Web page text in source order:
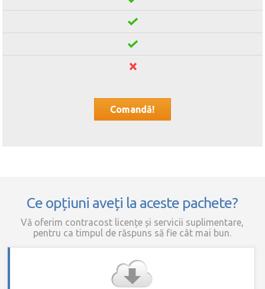
Comandă!
Ce opțiuni aveți la aceste pachete?
Vă oferim contracost licențe și servicii suplimentare,
pentru ca timpul de răspuns să fie cât mai bun.